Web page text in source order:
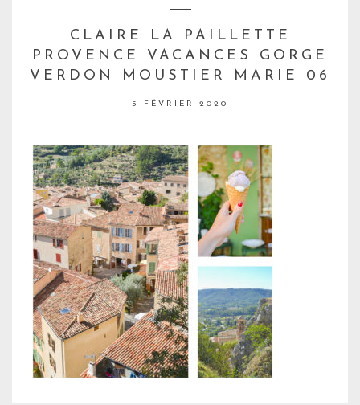
CLAIRE LA PAILLETTE
PROVENCE VACANCES GORGE
VERDON MOUSTIER MARIE 06
5 FÉVRIER 2020